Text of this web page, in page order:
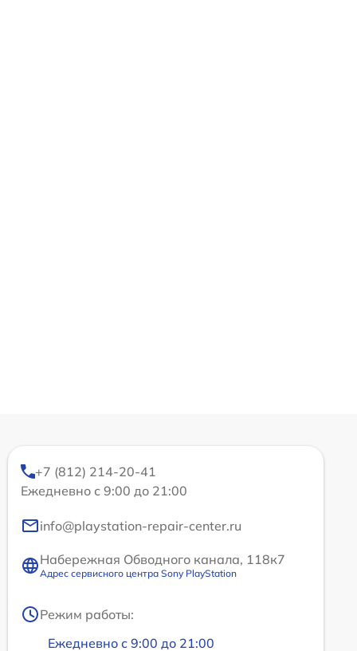
+7 (812) 214-20-41
Ежедневно с 9:00 до 21:00
info@playstation-repair-center.ru
Набережная Обводного канала, 118к7
Адрес сервисного центра Sony PlayStation
Режим работы:
Ежедневно с 9:00 до 21:00